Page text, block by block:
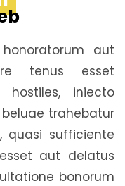
aut
tenus esset
hostiles, iniecto
trahebatur
quasi sufficiente
aut delatus
bonorum